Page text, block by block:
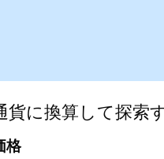
に換算して探索
格